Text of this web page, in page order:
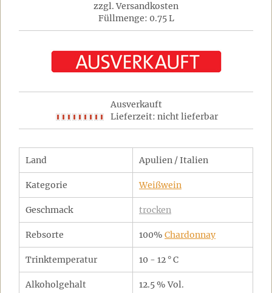
zzgl. Versandkosten
Füllmenge: 0.75 L
Ausverkauft
Lieferzeit: nicht lieferbar
Land Apulien / Italien
Kategorie Weißwein
Geschmack trocken
Rebsorte 100% Chardonnay
Trinktemperatur 10 - 12 ° C
Alkoholgehalt 12.5 % Vol.